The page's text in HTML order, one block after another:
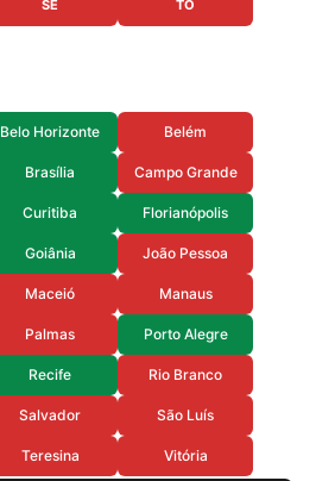
SE TO
Belo Horizonte Belém
Brasília Campo Grande
Curitiba Florianópolis
Goiânia João Pessoa
Maceió Manaus
Palmas Porto Alegre
Recife Rio Branco
Salvador São Luís
Teresina Vitória